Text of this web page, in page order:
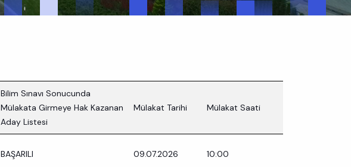
Bilim Sınavı Sonucunda
Mülakata Girmeye Hak Kazanan
Aday Listesi
Mülakat Tarihi Mülakat Saati
BAŞARILI 09.07.2026 10:00